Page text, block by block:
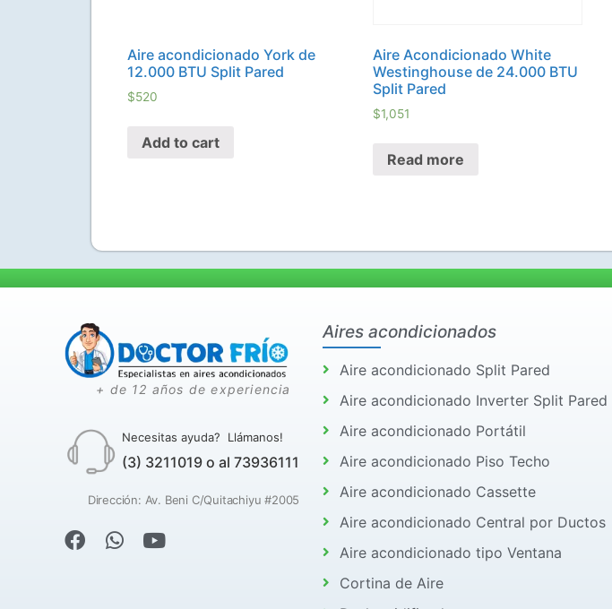
Aire acondicionado York de
12.000 BTU Split Pared
$520
Add to cart
Aire Acondicionado White
Westinghouse de 24.000 BTU
Split Pared
$1,051
Read more
+ de 12 años de experiencia
Necesitas ayuda? Llámanos!
(3) 3211019 o al 73936111
Dirección: Av. Beni C/Quitachiyu #2005
Aires acondicionados
Aire acondicionado Split Pared
Aire acondicionado Inverter Split Pared
Aire acondicionado Portátil
Aire acondicionado Piso Techo
Aire acondicionado Cassette
Aire acondicionado Central por Ductos
Aire acondicionado tipo Ventana
Cortina de Aire